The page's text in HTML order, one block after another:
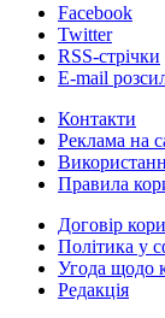
Facebook
Twitter
RSS-стрічки
E-mail
Контакти
Реклама на
Правила
Договір
Політика у
Угода щодо
Редакція